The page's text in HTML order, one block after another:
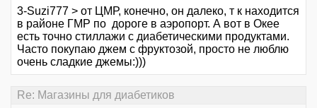
3-Suzi777 > от ЦМР, конечно, он далеко, т к находится
в районе ГМР по дороге в аэропорт. А вот в Окее
есть точно стиллажи с диабетическими продуктами.
Часто покупаю джем с фруктозой, просто не люблю
очень сладкие джемы:)))
Re: Магазины для диабетиков